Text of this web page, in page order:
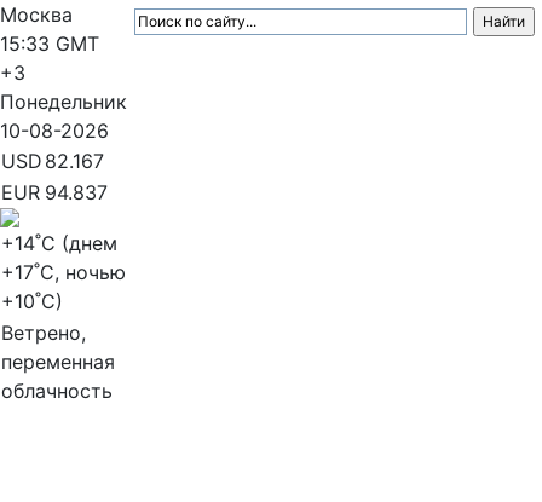
Москва
15:33 GMT
+3
Понедельник
10-08-2026
USD 82.167
EUR 94.837
+14˚C (днем
+17˚C, ночью
+10˚C)
Ветрено,
переменная
облачность